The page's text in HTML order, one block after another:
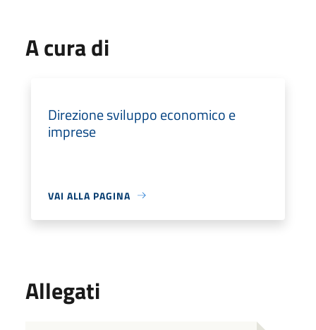
A cura di
Direzione sviluppo economico e
imprese
VAI ALLA PAGINA
Allegati